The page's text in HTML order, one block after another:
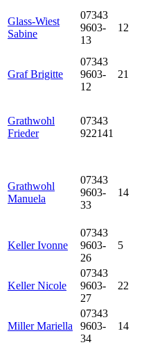
Glass-Wiest
Sabine
07343
9603-
13
12
Graf Brigitte
07343
9603-
12
21
Grathwohl
Frieder
07343
922141
Grathwohl
Manuela
07343
9603-
33
14
Keller Ivonne
07343
9603-
26
5
Keller Nicole
07343
9603-
27
22
Miller Mariella
07343
9603-
34
14